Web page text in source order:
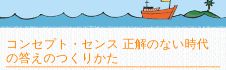
コンセプト・センス 正解のない時代
の答えのつくりかた